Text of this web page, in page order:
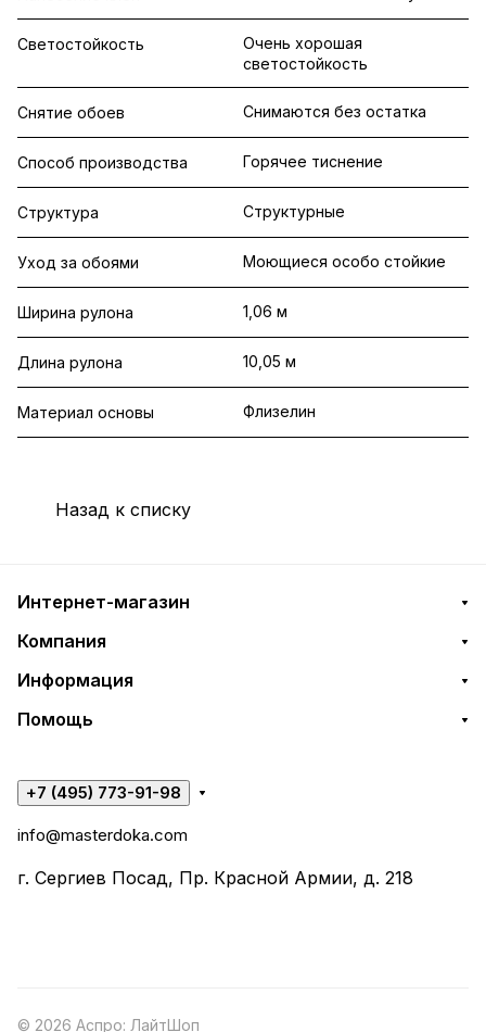
Светостойкость
Очень хорошая
светостойкость
Снятие обоев Снимаются без остатка
Способ производства Горячее тиснение
Структура Структурные
Уход за обоями Моющиеся особо стойкие
Ширина рулона 1,06 м
Длина рулона 10,05 м
Материал основы Флизелин
Назад к списку
Интернет-магазин
Компания
Информация
Помощь
+7 (495) 773-91-98
info@masterdoka.com
г. Сергиев Посад, Пр. Красной Армии, д. 218
© 2026 Аспро: ЛайтШоп